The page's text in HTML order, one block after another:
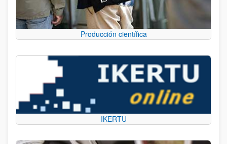
Producción científica
IKERTU